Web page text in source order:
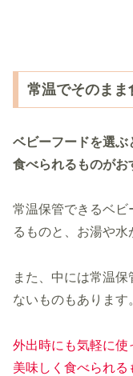
常温でそのま
ベビーフードを選ぶ
食べられるものがお
常温保管できるベビ
るものと、お湯や水
また、中には常温
ないものもあります
外出時にも気軽に使
美味しく食べられる